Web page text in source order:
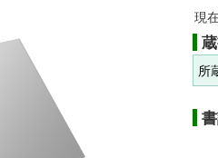
現
所